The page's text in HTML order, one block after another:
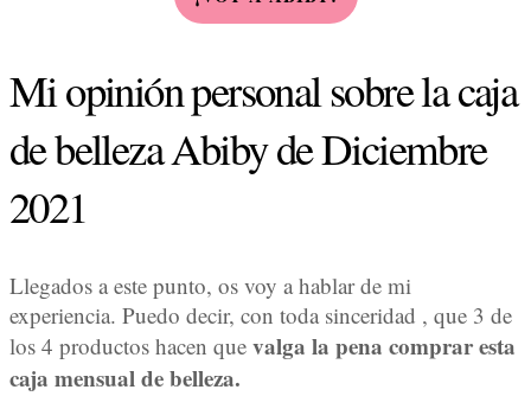
Mi opinión personal sobre la caja
de belleza Abiby de Diciembre
2021
Llegados a este punto, os voy a hablar de mi
experiencia. Puedo decir, con toda sinceridad , que 3 de
los 4 productos hacen que valga la pena comprar esta
caja mensual de belleza.